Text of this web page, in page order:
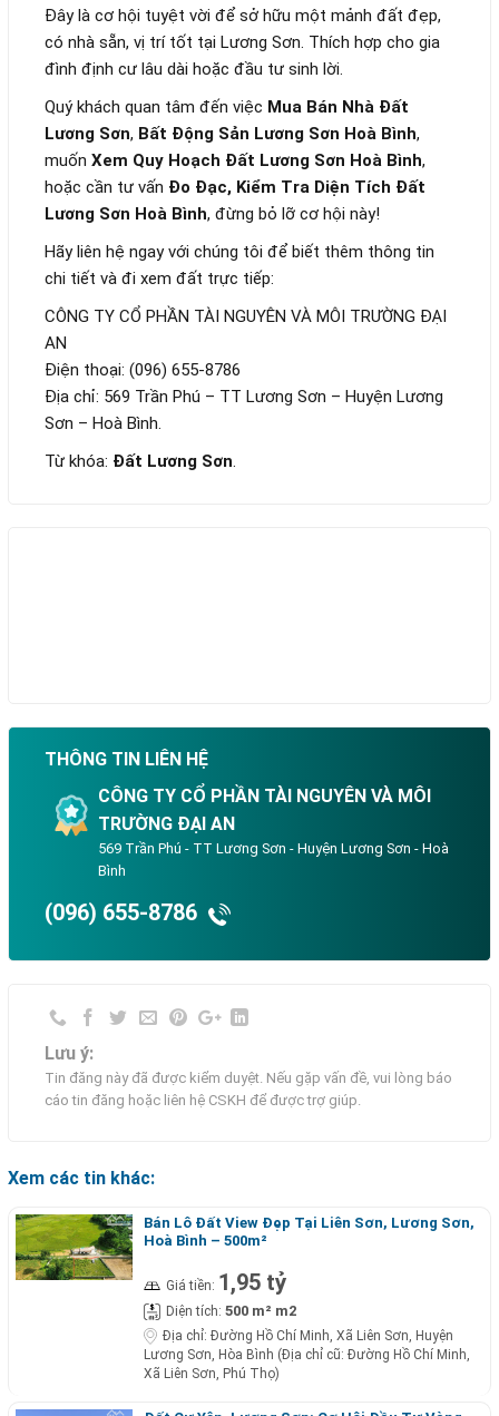
Đây là cơ hội tuyệt vời để sở hữu một mảnh đất đẹp,
có nhà sẵn, vị trí tốt tại Lương Sơn. Thích hợp cho gia
đình định cư lâu dài hoặc đầu tư sinh lời.
Quý khách quan tâm đến việc Mua Bán Nhà Đất
Lương Sơn, Bất Động Sản Lương Sơn Hoà Bình,
muốn Xem Quy Hoạch Đất Lương Sơn Hoà Bình,
hoặc cần tư vấn Đo Đạc, Kiểm Tra Diện Tích Đất
Lương Sơn Hoà Bình, đừng bỏ lỡ cơ hội này!
Hãy liên hệ ngay với chúng tôi để biết thêm thông tin
chi tiết và đi xem đất trực tiếp:
CÔNG TY CỔ PHẦN TÀI NGUYÊN VÀ MÔI TRƯỜNG ĐẠI
AN
Điện thoại: (096) 655-8786
Địa chỉ: 569 Trần Phú – TT Lương Sơn – Huyện Lương
Sơn – Hoà Bình.
Từ khóa: Đất Lương Sơn.
THÔNG TIN LIÊN HỆ
CÔNG TY CỔ PHẦN TÀI NGUYÊN VÀ MÔI
TRƯỜNG ĐẠI AN
569 Trần Phú - TT Lương Sơn - Huyện Lương Sơn - Hoà
Bình
(096) 655-8786
Lưu ý:
Tin đăng này đã được kiểm duyệt. Nếu gặp vấn đề, vui lòng báo
cáo tin đăng hoặc liên hệ CSKH để được trợ giúp.
Xem các tin khác:
Bán Lô Đất View Đẹp Tại Liên Sơn, Lương Sơn,
Hoà Bình – 500m²
Giá tiền: 1,95 tỷ
Diện tích: 500 m² m2
Địa chỉ: Đường Hồ Chí Minh, Xã Liên Sơn, Huyện
Lương Sơn, Hòa Bình (Địa chỉ cũ: Đường Hồ Chí Minh,
Xã Liên Sơn, Phú Thọ)